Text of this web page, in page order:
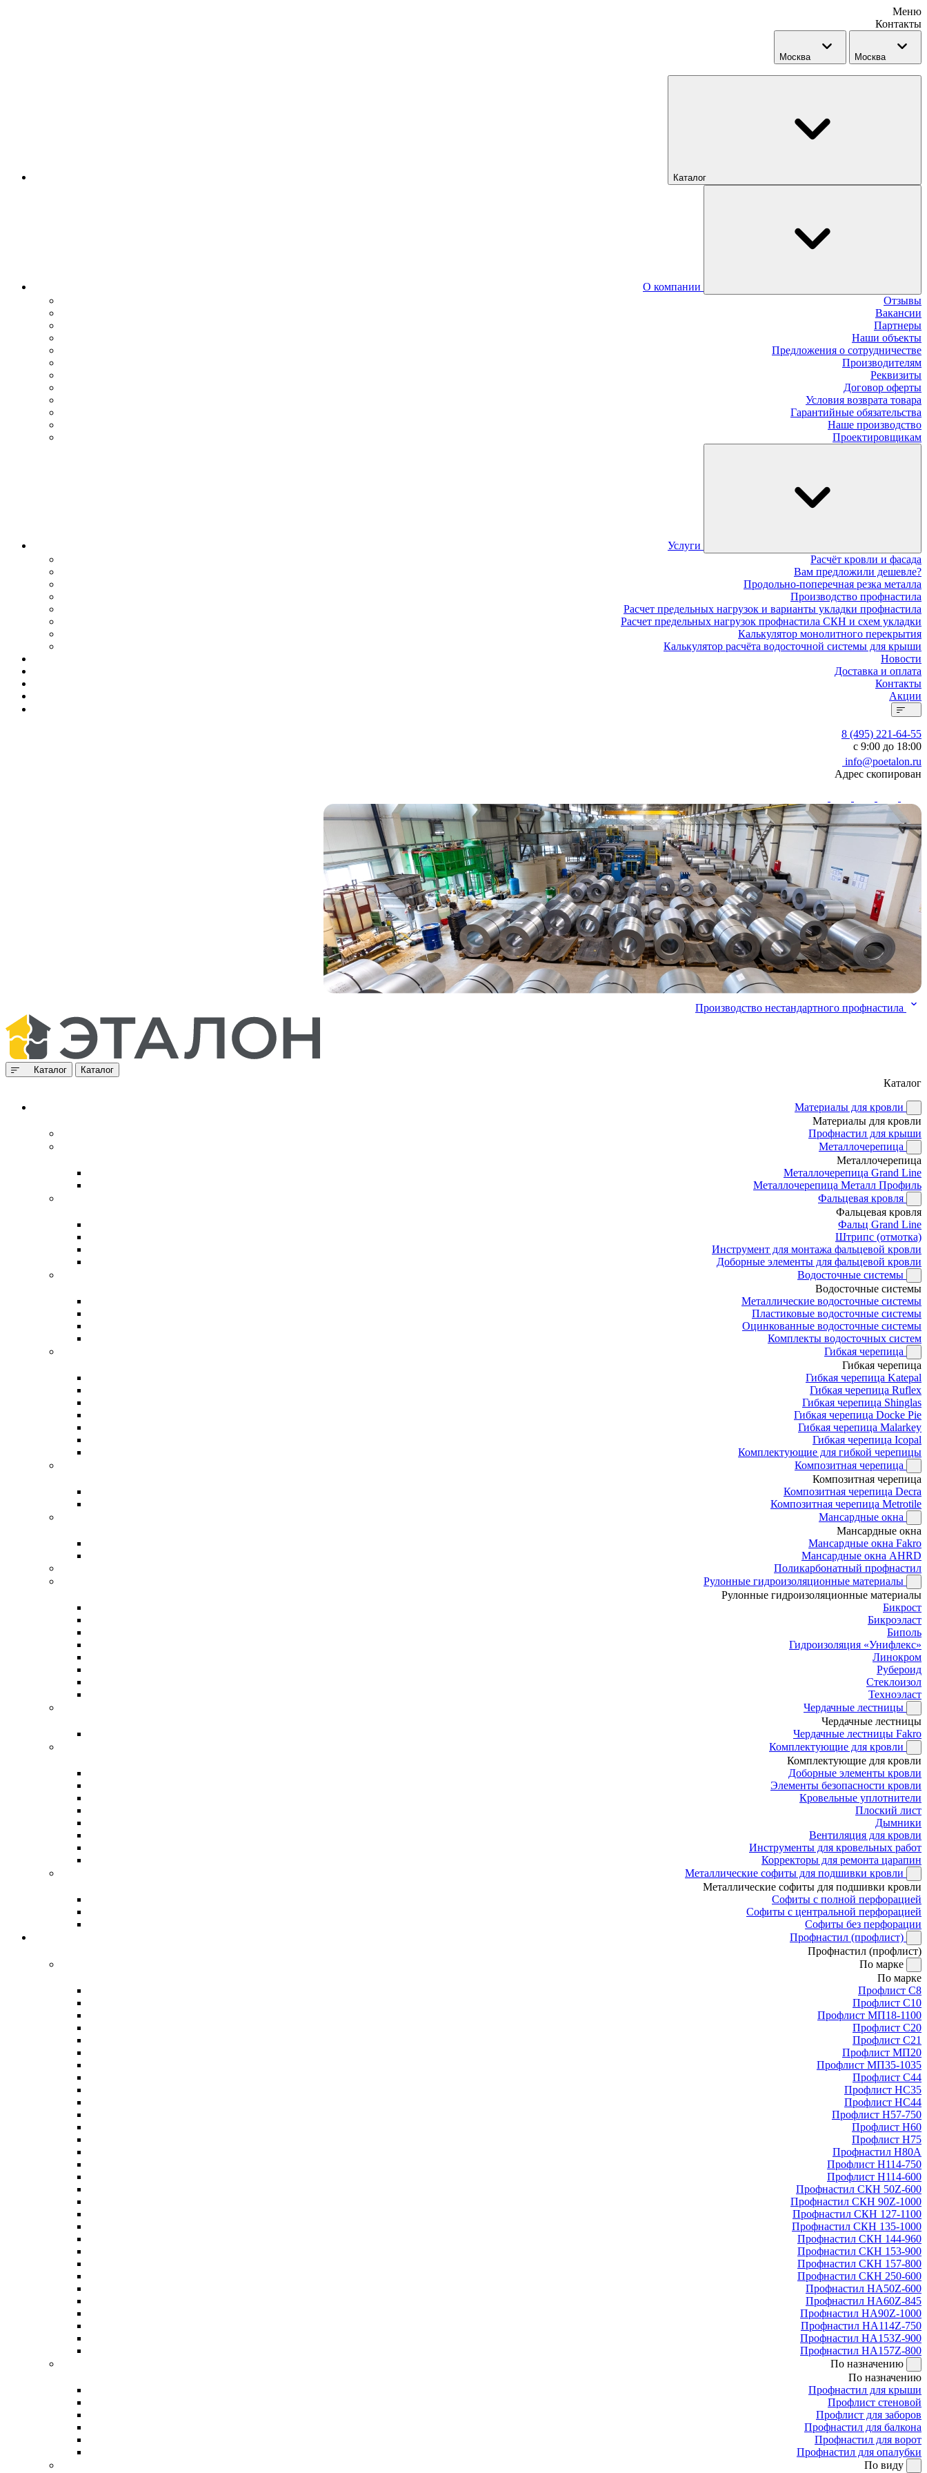
Меню
Контакты
Москва Москва
Каталог
О компании
Отзывы
Вакансии
Партнеры
Наши объекты
Предложения о сотрудничестве
Производителям
Реквизиты
Договор оферты
Условия возврата товара
Гарантийные обязательства
Наше производство
Проектировщикам
Услуги
Расчёт кровли и фасада
Вам предложили дешевле?
Продольно-поперечная резка металла
Производство профнастила
Расчет предельных нагрузок и варианты укладки профнастила
Расчет предельных нагрузок профнастила СКН и схем укладки
Калькулятор монолитного перекрытия
Калькулятор расчёта водосточной системы для крыши
Новости
Доставка и оплата
Контакты
Акции
8 (495) 221-64-55
с 9:00 до 18:00
info@poetalon.ru
Адрес скопирован
Производство нестандартного профнастила
Каталог Каталог
Каталог
Материалы для кровли
Материалы для кровли
Профнастил для крыши
Металлочерепица
Металлочерепица
Металлочерепица Grand Line
Металлочерепица Металл Профиль
Фальцевая кровля
Фальцевая кровля
Фальц Grand Line
Штрипс (отмотка)
Инструмент для монтажа фальцевой кровли
Доборные элементы для фальцевой кровли
Водосточные системы
Водосточные системы
Металлические водосточные системы
Пластиковые водосточные системы
Оцинкованные водосточные системы
Комплекты водосточных систем
Гибкая черепица
Гибкая черепица
Гибкая черепица Katepal
Гибкая черепица Ruflex
Гибкая черепица Shinglas
Гибкая черепица Docke Pie
Гибкая черепица Malarkey
Гибкая черепица Icopal
Комплектующие для гибкой черепицы
Композитная черепица
Композитная черепица
Композитная черепица Decra
Композитная черепица Metrotile
Мансардные окна
Мансардные окна
Мансардные окна Fakro
Мансардные окна AHRD
Поликарбонатный профнастил
Рулонные гидроизоляционные материалы
Рулонные гидроизоляционные материалы
Бикрост
Бикроэласт
Биполь
Гидроизоляция «Унифлекс»
Линокром
Рубероид
Стеклоизол
Техноэласт
Чердачные лестницы
Чердачные лестницы
Чердачные лестницы Fakro
Комплектующие для кровли
Комплектующие для кровли
Доборные элементы кровли
Элементы безопасности кровли
Кровельные уплотнители
Плоский лист
Дымники
Вентиляция для кровли
Инструменты для кровельных работ
Корректоры для ремонта царапин
Металлические софиты для подшивки кровли
Металлические софиты для подшивки кровли
Софиты с полной перфорацией
Софиты с центральной перфорацией
Софиты без перфорации
Профнастил (профлист)
Профнастил (профлист)
По марке
По марке
Профлист С8
Профлист С10
Профлист МП18-1100
Профлист С20
Профлист С21
Профлист МП20
Профлист МП35-1035
Профлист С44
Профлист НС35
Профлист НС44
Профлист Н57-750
Профлист Н60
Профлист Н75
Профнастил Н80А
Профлист Н114-750
Профлист Н114-600
Профнастил СКН 50Z-600
Профнастил СКН 90Z-1000
Профнастил СКН 127-1100
Профнастил СКН 135-1000
Профнастил СКН 144-960
Профнастил СКН 153-900
Профнастил СКН 157-800
Профнастил СКН 250-600
Профнастил НА50Z-600
Профнастил НА60Z-845
Профнастил НА90Z-1000
Профнастил НА114Z-750
Профнастил НА153Z-900
Профнастил НА157Z-800
По назначению
По назначению
Профнастил для крыши
Профлист стеновой
Профлист для заборов
Профнастил для балкона
Профнастил для ворот
Профнастил для опалубки
По виду